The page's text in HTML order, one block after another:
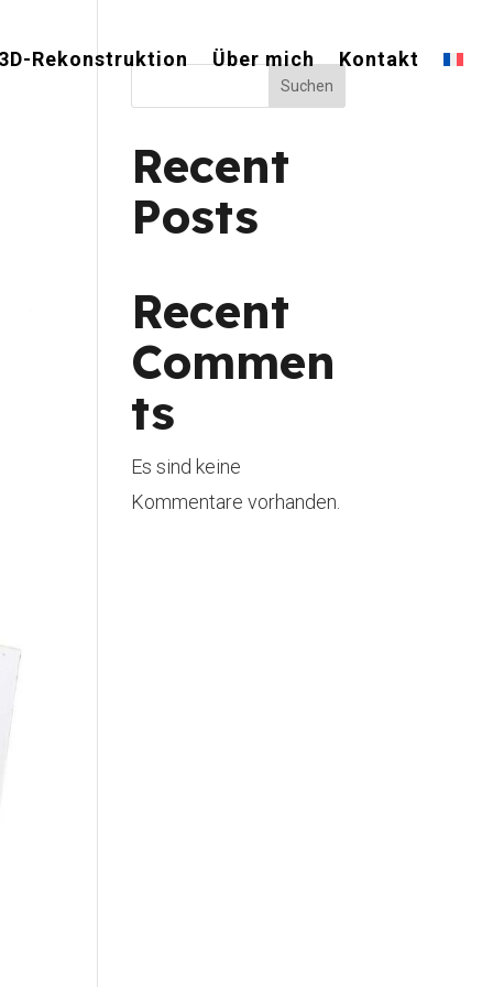
3D-Rekonstruktion Über mich Kontakt
Suchen
Recent
Posts
Recent
Commen
ts
Es sind keine
Kommentare vorhanden.